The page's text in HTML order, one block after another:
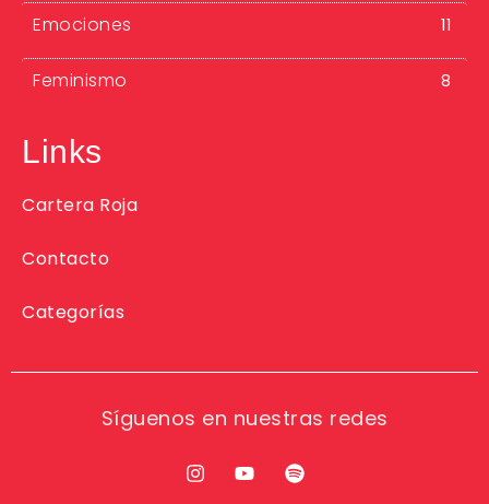
Emociones 11
Feminismo 8
Links
Cartera Roja
Contacto
Categorías
Síguenos en nuestras redes